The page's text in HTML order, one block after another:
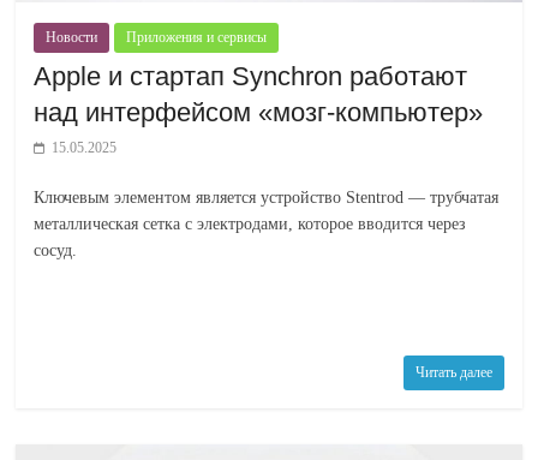
Новости Приложения и сервисы
Apple и стартап Synchron работают
над интерфейсом «мозг-компьютер»
15.05.2025
Ключевым элементом является устройство Stentrod — трубчатая
металлическая сетка с электродами, которое вводится через
сосуд.
Читать далее